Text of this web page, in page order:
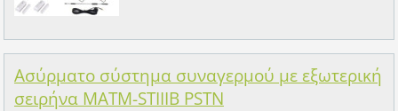
Ασύρματο σύστημα συναγερμού με εξωτερική
σειρήνα MATM-STIIIB PSTN